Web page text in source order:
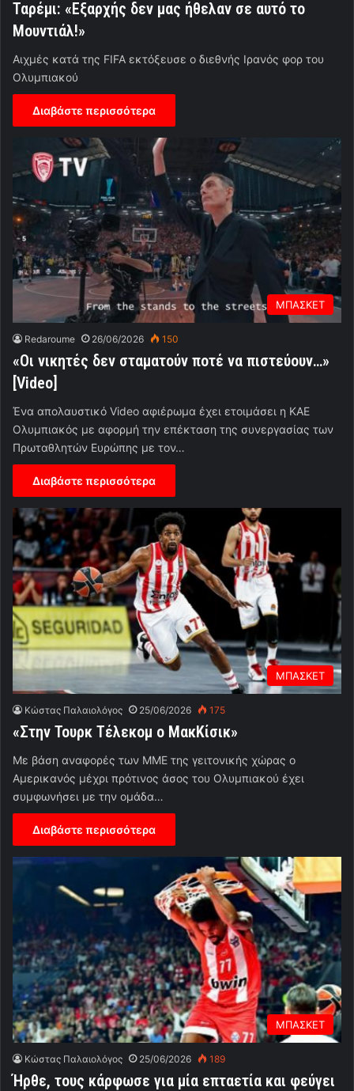
Ταρέμι: «Εξαρχής δεν μας ήθελαν σε αυτό το
Μουντιάλ!»
Αιχμές κατά της FIFA εκτόξευσε ο διεθνής Ιρανός φορ του
Ολυμπιακού
Διαβάστε περισσότερα
ΜΠΑΣΚΕΤ
Redaroume 26/06/2026 150
«Οι νικητές δεν σταματούν ποτέ να πιστεύουν…»
[Video]
Ένα απολαυστικό Video αφιέρωμα έχει ετοιμάσει η ΚΑΕ
Ολυμπιακός με αφορμή την επέκταση της συνεργασίας των
Πρωταθλητών Ευρώπης με τον…
Διαβάστε περισσότερα
ΜΠΑΣΚΕΤ
Κώστας Παλαιολόγος 25/06/2026 175
«Στην Τουρκ Τέλεκομ ο ΜακΚίσικ»
Με βάση αναφορές των ΜΜΕ της γειτονικής χώρας ο
Αμερικανός μέχρι πρότινος άσος του Ολυμπιακού έχει
συμφωνήσει με την ομάδα…
Διαβάστε περισσότερα
ΜΠΑΣΚΕΤ
Κώστας Παλαιολόγος 25/06/2026 189
Ήρθε, τους κάρφωσε για μία επταετία και φεύγει